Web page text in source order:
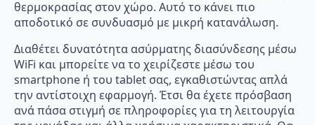
θερμοκρασίας στον χώρο. Αυτό το κάνει πιο
αποδοτικό σε συνδυασμό με μικρή κατανάλωση.
Διαθέτει δυνατότητα ασύρματης διασύνδεσης μέσω
WiFi και μπορείτε να το χειρίζεστε μέσω του
smartphone ή του tablet σας, εγκαθιστώντας απλά
την αντίστοιχη εφαρμογή. Έτσι θα έχετε πρόσβαση
ανά πάσα στιγμή σε πληροφορίες για τη λειτουργία